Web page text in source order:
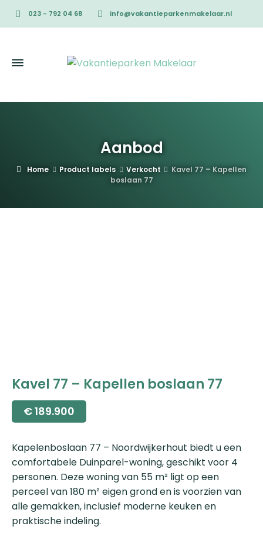
023 - 792 04 68 info@vakantieparkenmakelaar.nl
Aanbod
Home Product labels Verkocht
Kavel 77 – Kapellen
boslaan 77
Kavel 77 – Kapellen boslaan 77
€189.900
Kapelenboslaan 77 – Noordwijkerhout biedt u een
comfortabele Duinparel-woning, geschikt voor 4
personen. Deze woning van 55 m² ligt op een
perceel van 180 m² eigen grond en is voorzien van
alle gemakken, inclusief moderne keuken en
praktische indeling.